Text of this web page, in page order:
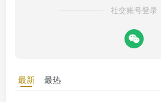
社交账号登录
最新 最热